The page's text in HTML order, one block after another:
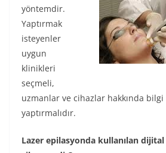
yöntemdir.
Yaptırmak
isteyenler
uygun
klinikleri
seçmeli,
uzmanlar ve cihazlar hakkında bilgi
yaptırmalıdır.
Lazer epilasyonda kullanılan